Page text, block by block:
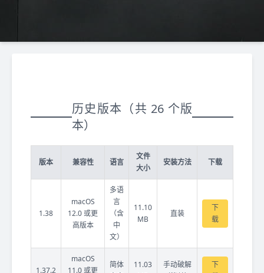
历史版本（共 26 个版
本）
版本 兼容性 语言
文件
大小
安装方法 下载
1.38
macOS
12.0 或更
高版本
多语
言
（含
中
文）
11.10
MB
直装
下
载
1.37.2
macOS
11.0 或更
简体
11.03
手动破解
下